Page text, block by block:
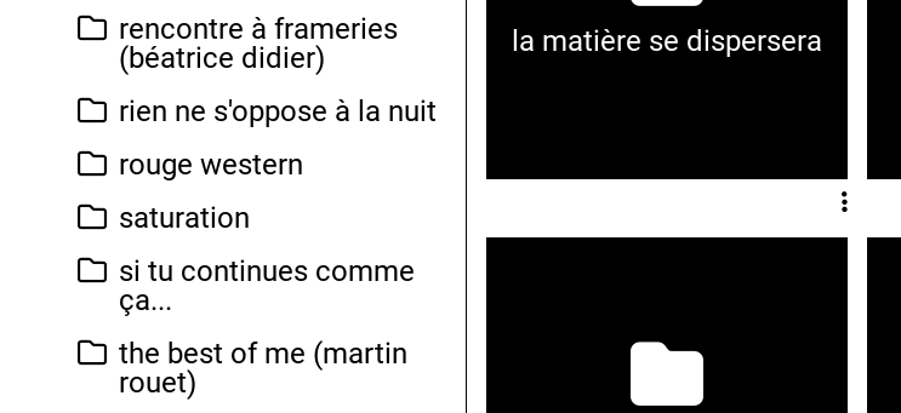
rencontre à frameries
(béatrice didier)
rien ne s'oppose à la nuit
rouge western
saturation
si tu continues comme
ça...
the best of me (martin
rouet)
la matière se dispersera